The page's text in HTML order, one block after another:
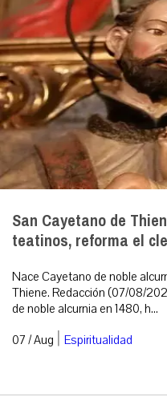
San Cayetano de
teatinos, reforma el
Nace Cayetano de noble
Thiene. Redacción (07/08/
de noble alcurnia en 1480, h...
07 / Aug | Espiritualidad